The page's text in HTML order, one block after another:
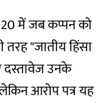
में जब कप्पन को
तरह "जातीय हिंसा
दस्तावेज उनके
आरोप पत्र यह